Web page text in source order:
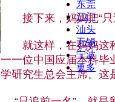
东莞
江门
汕头
无锡
宁波
更多
接下来，妈妈把“只
就这样，在妈妈这种
一一位中国应届本科毕
学研究生总会主席。这